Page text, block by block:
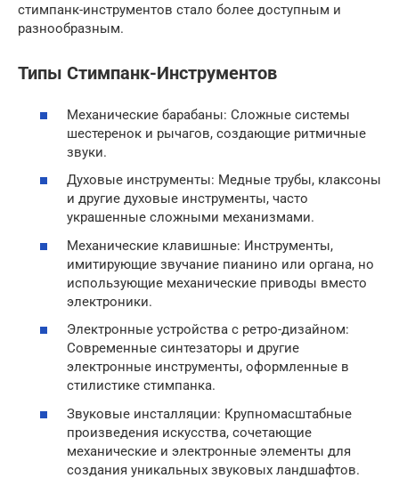
стимпанк-инструментов стало более доступным и
разнообразным.
Типы Стимпанк-Инструментов
Механические барабаны: Сложные системы
шестеренок и рычагов, создающие ритмичные
звуки.
Духовые инструменты: Медные трубы, клаксоны
и другие духовые инструменты, часто
украшенные сложными механизмами.
Механические клавишные: Инструменты,
имитирующие звучание пианино или органа, но
использующие механические приводы вместо
электроники.
Электронные устройства с ретро-дизайном:
Современные синтезаторы и другие
электронные инструменты, оформленные в
стилистике стимпанка.
Звуковые инсталляции: Крупномасштабные
произведения искусства, сочетающие
механические и электронные элементы для
создания уникальных звуковых ландшафтов.